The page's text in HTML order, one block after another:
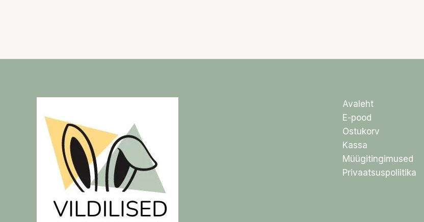
Avaleht
E-pood
Ostukorv
Kassa
Müügitingimused
Privaatsuspoliitika